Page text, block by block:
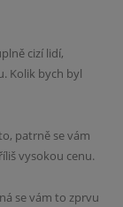
cizí lidí,
Kolik bych byl
patrně se vám
vysokou cenu.
se vám to zprvu